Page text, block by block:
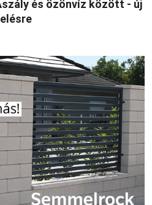
és özönvíz között - új